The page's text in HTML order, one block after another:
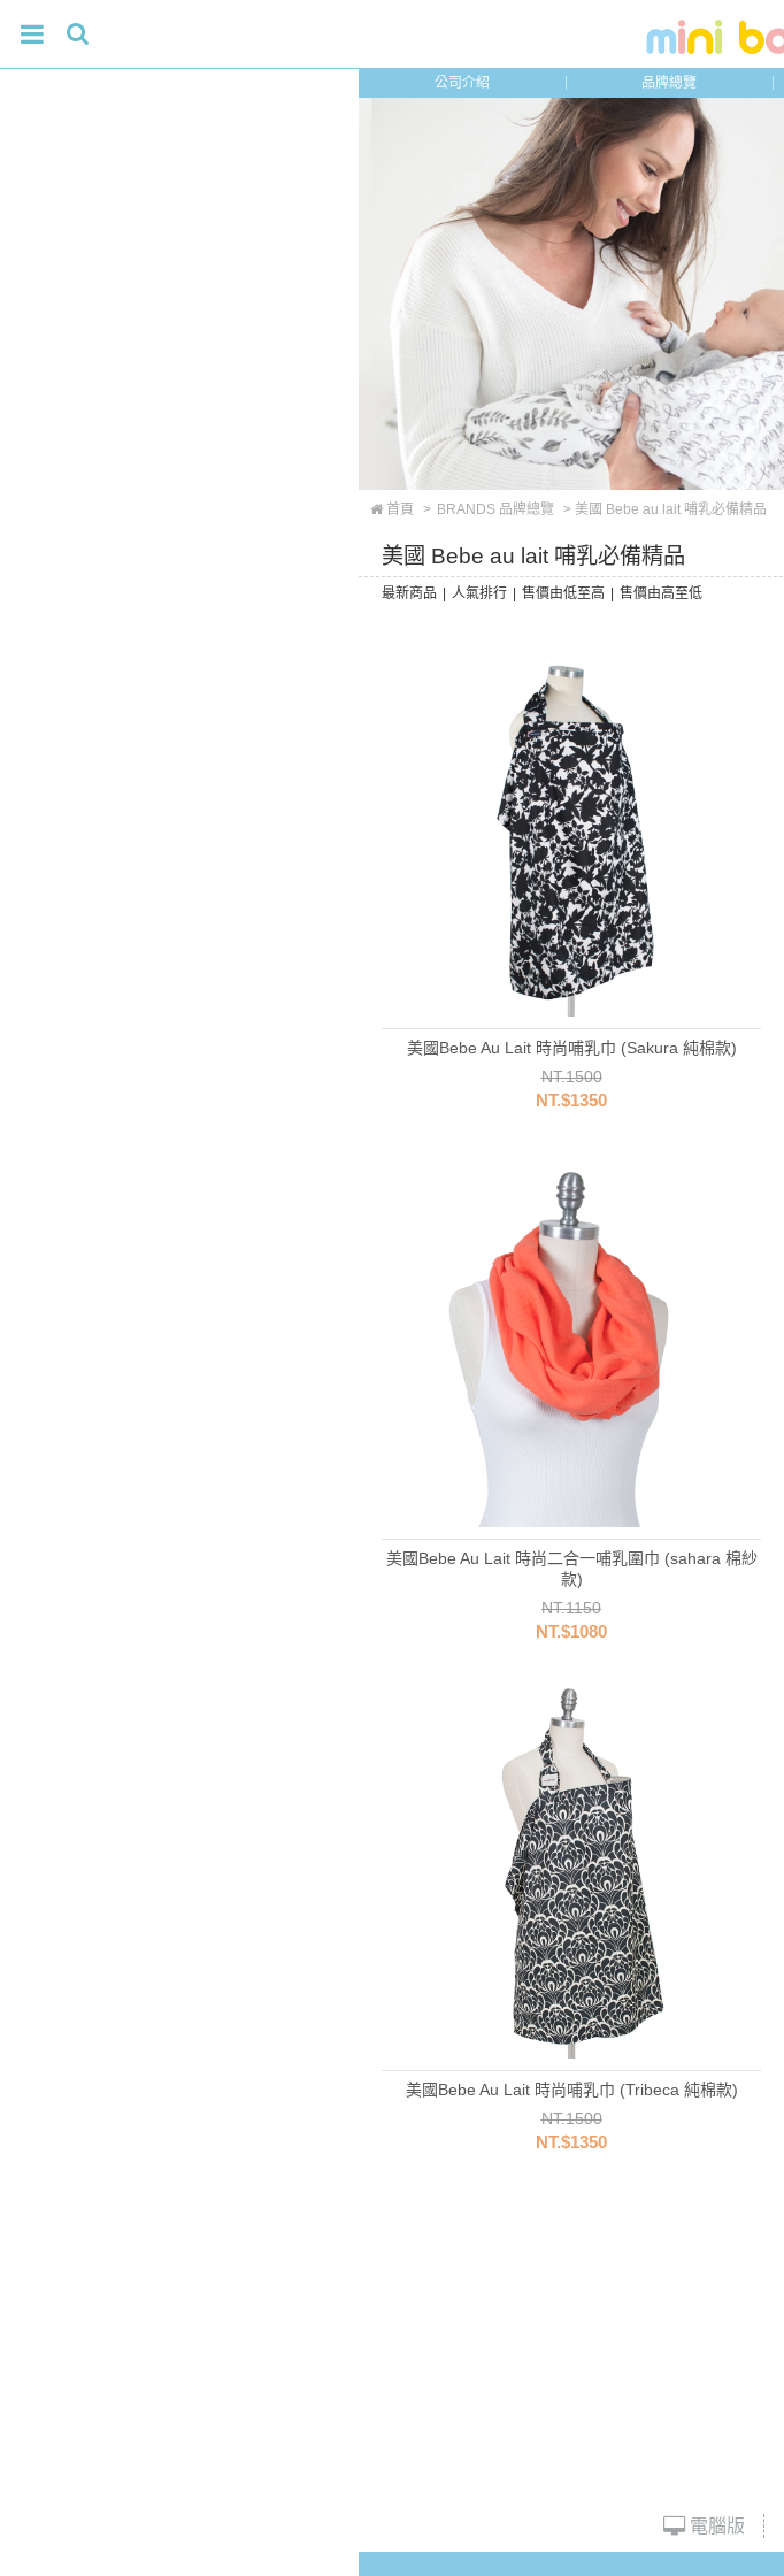
公司介紹 品牌總覽
首頁 > BRANDS 品牌總覽 > 美國 Bebe au lait 哺乳必備精品
美國 Bebe au lait 哺乳必備精品
最新商品 人氣排行 售價由低至高 售價由高至低
美國Bebe Au Lait 時尚哺乳巾 (Sakura 純棉款)
NT.1500
NT.$1350
美國Bebe Au Lait 時尚二合一哺乳圍巾 (sahara 棉紗
款)
NT.1150
NT.$1080
美國Bebe Au Lait 時尚哺乳巾 (Tribeca 純棉款)
NT.1500
NT.$1350
電腦版